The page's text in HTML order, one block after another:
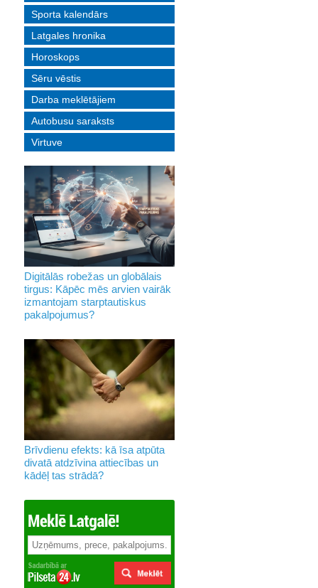
Sporta kalendārs
Latgales hronika
Horoskops
Sēru vēstis
Darba meklētājiem
Autobusu saraksts
Virtuve
Digitālās robežas un globālais
tirgus: Kāpēc mēs arvien vairāk
izmantojam starptautiskus
pakalpojumus?
Brīvdienu efekts: kā īsa atpūta
divatā atdzīvina attiecības un
kādēļ tas strādā?